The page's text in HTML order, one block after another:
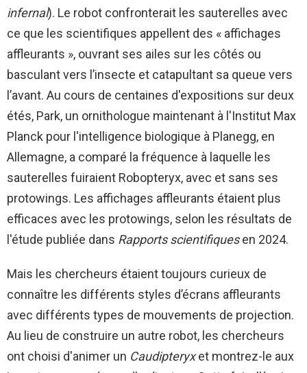
infernal). Le robot confronterait les sauterelles avec
ce que les scientifiques appellent des « affichages
affleurants », ouvrant ses ailes sur les côtés ou
basculant vers l’insecte et catapultant sa queue vers
l’avant. Au cours de centaines d'expositions sur deux
étés, Park, un ornithologue maintenant à l'Institut Max
Planck pour l'intelligence biologique à Planegg, en
Allemagne, a comparé la fréquence à laquelle les
sauterelles fuiraient Robopteryx, avec et sans ses
protowings. Les affichages affleurants étaient plus
efficaces avec les protowings, selon les résultats de
l'étude publiée dans Rapports scientifiquesen 2024.
Mais les chercheurs étaient toujours curieux de
connaître les différents styles d’écrans affleurants
avec différents types de mouvements de projection.
Au lieu de construire un autre robot, les chercheurs
ont choisi d'animer un Caudipteryxet montrez-le aux